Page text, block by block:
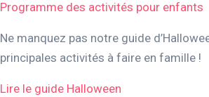
Programme des activités pour enfants
Ne manquez pas notre guide
principales activités à faire en famille !
Lire le guide Halloween